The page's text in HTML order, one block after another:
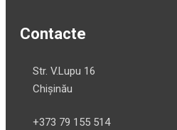
Contacte
Str. V.Lupu 16
Chișinău
+373 79 155 514